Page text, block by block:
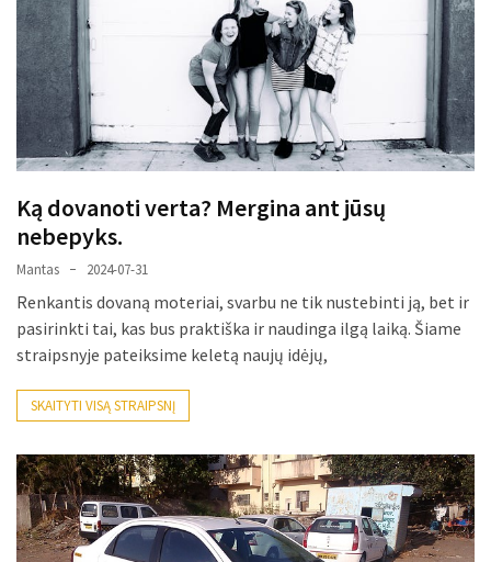
paplitę
mitai
Reduktorius
dujų
balionui:
detalė,
kurios
svarbos
nuvertinti
Trys
pakeistos
detalės,
bildesys
liko:
kaip
atpažinti,
Ką dovanoti verta? Mergina ant jūsų
nebepyks.
Mantas 2024-07-31
Renkantis dovaną moteriai, svarbu ne tik nustebinti ją, bet ir
pasirinkti tai, kas bus praktiška ir naudinga ilgą laiką. Šiame
straipsnyje pateiksime keletą naujų idėjų,
SKAITYTI VISĄ STRAIPSNĮ